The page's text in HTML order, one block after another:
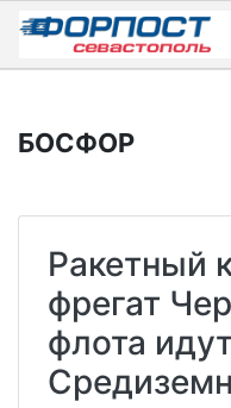
Skip
content
БОСФОР
Ракетный
фрегат
флота